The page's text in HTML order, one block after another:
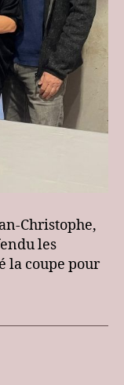
Christophe,
les
la coupe pour